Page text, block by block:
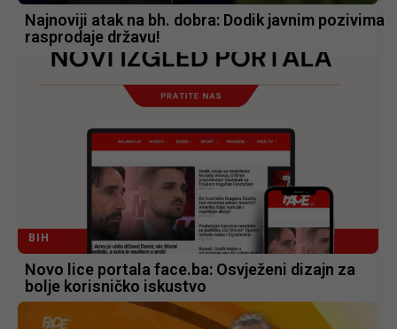
Najnoviji atak na bh. dobra: Dodik javnim pozivima
rasprodaje državu!
BIH
Novo lice portala face.ba: Osvježeni dizajn za
bolje korisničko iskustvo